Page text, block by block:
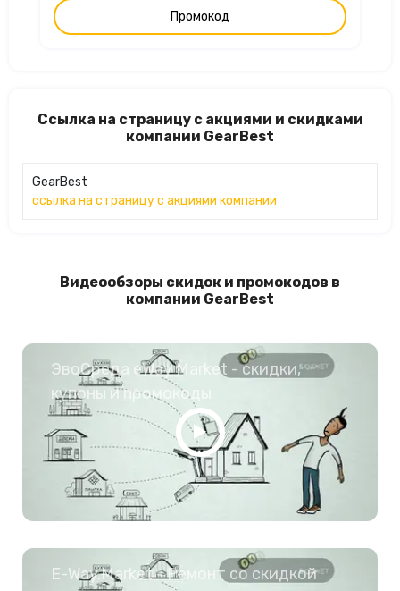
Промокод
Ссылка на страницу с акциями и скидками
компании GearBest
GearBest
ссылка на страницу с акциями компании
Видеообзоры скидок и промокодов в
компании GearBest
ЭвоСреда eWay Market - скидки,
купоны и промокоды
E-Way.Market - Ремонт со скидкой